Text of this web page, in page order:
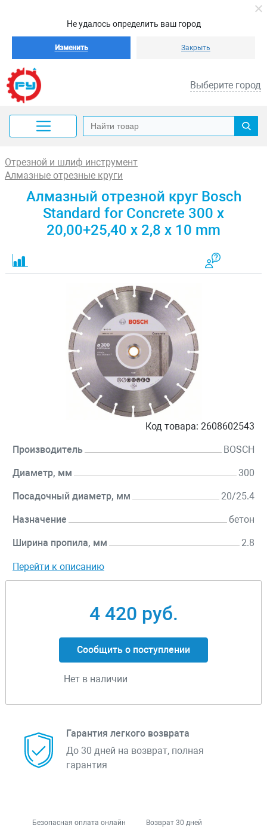
Не удалось определить ваш город
Изменить Закрыть
Выберите город
Отрезной и шлиф инструмент
Алмазные отрезные круги
Алмазный отрезной круг Bosch
Standard for Concrete 300 x
20,00+25,40 x 2,8 x 10 mm
Код товара: 2608602543
Производитель BOSCH
Диаметр, мм 300
Посадочный диаметр, мм 20/25.4
Назначение бетон
Ширина пропила, мм 2.8
Перейти к описанию
4 420 руб.
Сообщить о поступлении
Нет в наличии
Гарантия легкого возврата
До 30 дней на возврат, полная
гарантия
Безопасная оплата онлайн Возврат 30 дней